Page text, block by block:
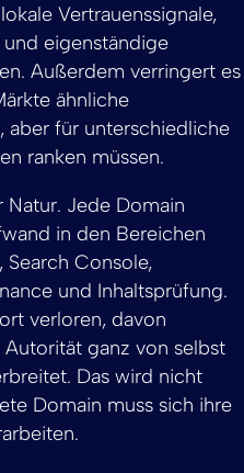
Vertrauenssignale,
eigenständige
Außerdem verringert es
ähnliche
aber für unterschiedliche
ranken müssen.
Natur. Jede Domain
in den Bereichen
Search Console,
und Inhaltsprüfung.
verloren, davon
Autorität ganz von selbst
Das wird nicht
Domain muss sich ihre